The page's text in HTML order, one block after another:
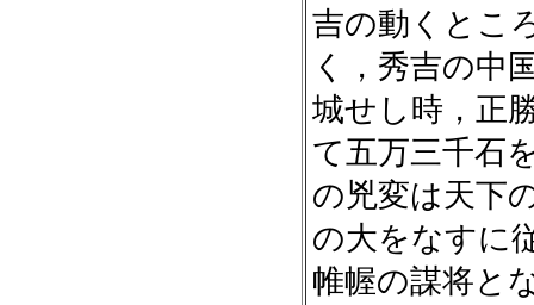
吉の動くとこ
く，秀吉の中
城せし時，正
て五万三千石
の兇変は天下
の大をなすに
帷幄の謀将と